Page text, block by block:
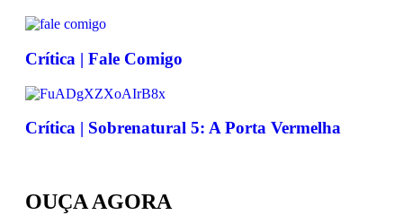
Crítica | Fale Comigo
Crítica | Sobrenatural 5: A Porta Vermelha
OUÇA AGORA